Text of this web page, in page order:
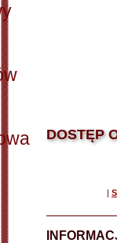
DOSTĘP
|